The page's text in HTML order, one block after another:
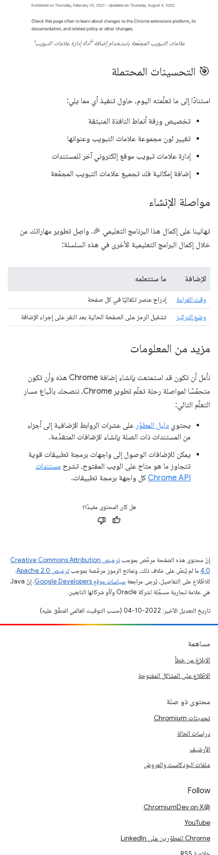
علامات التبويب المجمّعة باستخدام إضافة "أداة إدارة علامات التبويب"
🎯 التحسينات المحتملة
استنادًا إلى ما تعلّمته اليوم، حاوِل تنفيذ أي مما يلي:
تخصيص ورقة أنماط النافذة المنبثقة
تغيير لون مجموعة علامات التبويب وعنوانها
إدارة علامات تبويب موقع إلكتروني آخر للمستندات
إضافة إمكانية فك تجميع علامات التبويب المجمّعة
مواصلة الإنشاء
تهانينا على إكمال هذا البرنامج التعليمي 🎉. واصِل تطوير مهاراتك من
خلال إكمال البرامج التعليمية الأخرى في هذه السلسلة:
الإضافة ما ستتعلمه
وقت القراءة
إدراج عنصر تلقائيًا في كل صفحة
وضع التركيز
تشغيل الرمز على الصفحة الحالية بعد النقر على إجراء الإضافة
مزيد من المعلومات
نأمل أن تكون قد استمتعت بإنشاء إضافة Chrome هذه وأن تكون
متحمّسًا لمواصلة رحلة تعلّم تطوير Chrome. ننصحك باتّباع مسار
التعلّم التالي:
يحتوي دليل المطوّر على عشرات الروابط الإضافية إلى أجزاء
من المستندات ذات الصلة بإنشاء الإضافات المتقدّمة.
يمكن للإضافات الوصول إلى واجهات برمجة تطبيقات قوية
تتجاوز ما هو متاح على الويب المفتوح. تشرح مستندات
Chrome API كل واجهة برمجة تطبيقات.
هل كان المحتوى مفيدًا؟
إنّ محتوى هذه الصفحة مرخّص بموجب
ترخيص Creative Commons Attribution
4.0‏ ما لم يُنصّ على خلاف ذلك، ونماذج الرموز مرخّصة بموجبترخيص Apache 2.0‏
.
للاطّلاع على التفاصيل، يُرجى مراجعة سياسات موقع Google Developers‏
. إنّ Java
هي علامة تجارية مسجَّلة لشركة Oracle و/أو شركائها التابعين.
تاريخ التعديل الأخير: 2022-10-04 (حسب التوقيت العالمي المتفَّق عليه)
مساهمة
الإبلاغ عن خطأ
الاطّلاع على المشاكل المفتوحة
محتوى ذو صلة
تحديثات Chromium
دراسات الحالة
الأرشيف
ملفات البودكاست والعروض
Follow
@ChromiumDev on X
YouTube
Chrome للمطوّرين على LinkedIn